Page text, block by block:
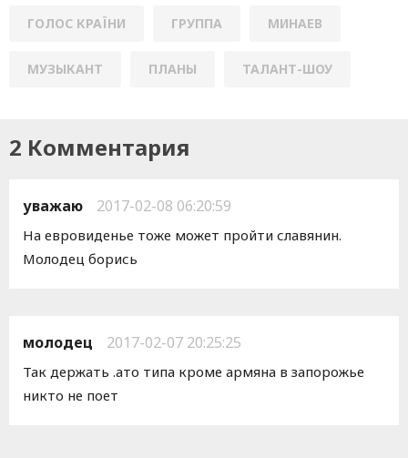
ГОЛОС КРАЇНИ ГРУППА МИНАЕВ
МУЗЫКАНТ ПЛАНЫ ТАЛАНТ-ШОУ
2 Комментария
уважаю 2017-02-08 06:20:59
На евровиденье тоже может пройти славянин.
Молодец борись
молодец 2017-02-07 20:25:25
Так держать .ато типа кроме армяна в запорожье
никто не поет